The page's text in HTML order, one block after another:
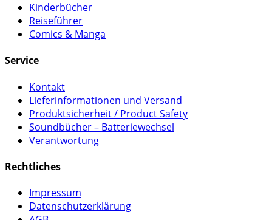
Kinderbücher
Reiseführer
Comics & Manga
Service
Kontakt
Lieferinformationen und Versand
Produktsicherheit / Product Safety
Soundbücher – Batteriewechsel
Verantwortung
Rechtliches
Impressum
Datenschutzerklärung